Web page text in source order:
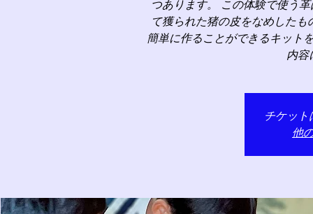
つあります。 この体験で使う
て獲られた猪の皮をなめした
簡単に作ることができるキット
内容
チケット
他